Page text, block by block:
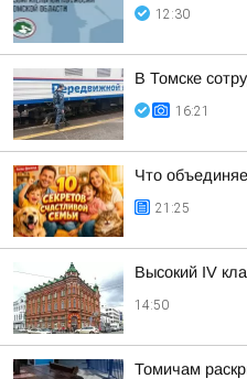
12:30
В Томске
16:21
Что
21:25
Высокий IV
14:50
Томичам